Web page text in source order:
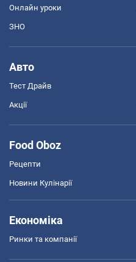
Онлайн уроки
ЗНО
Авто
Тест Драйв
Акції
Food Oboz
Рецепти
Новини Кулінарії
Економіка
Ринки та компанії